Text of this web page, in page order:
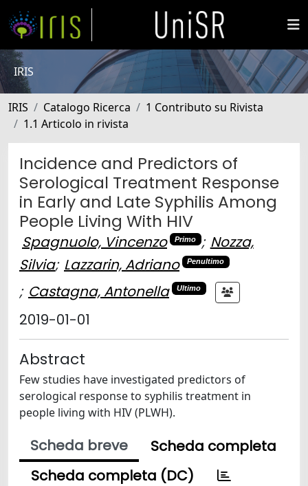
IRIS
IRIS Catalogo Ricerca
1 Contributo su Rivista
1.1 Articolo in rivista
Incidence and Predictors of
Serological Treatment Response
in Early and Late Syphilis Among
People Living With HIV
Spagnuolo, Vincenzo Primo ; Nozza,
Silvia; Lazzarin, Adriano Penultimo
; Castagna, Antonella Ultimo
2019-01-01
Abstract
Few studies have investigated predictors of
serological response to syphilis treatment in
people living with HIV (PLWH).
Scheda breve
Scheda completa
Scheda completa (DC)